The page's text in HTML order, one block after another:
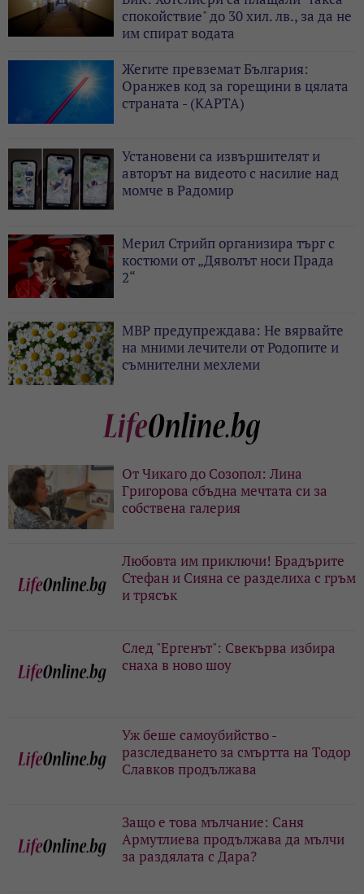
спокойствие" до 30 хил. лв., за да не
им спират водата
Жегите превземат България:
Оранжев код за горещини в цялата
страната - (КАРТА)
Установени са извършителят и
авторът на видеото с насилие над
момче в Радомир
Мерил Стрийп организира търг с
костюми от „Дяволът носи Прада
2“
МВР предупреждава: Не вярвайте
на мними лечители от Родопите и
съмнителни мехлеми
От Чикаго до Созопол: Лина
Григорова сбъдна мечтата си за
собствена галерия
Любовта им приключи! Брадърите
Стефан и Сияна се разделиха с гръм
и трясък
След "Ергенът": Свекърва избира
снаха в ново шоу
Уж беше самоубийство -
разследването за смъртта на Тодор
Славков продължава
Защо е това мълчание: Саня
Армутлиева продължава да мълчи
за раздялата с Дара?